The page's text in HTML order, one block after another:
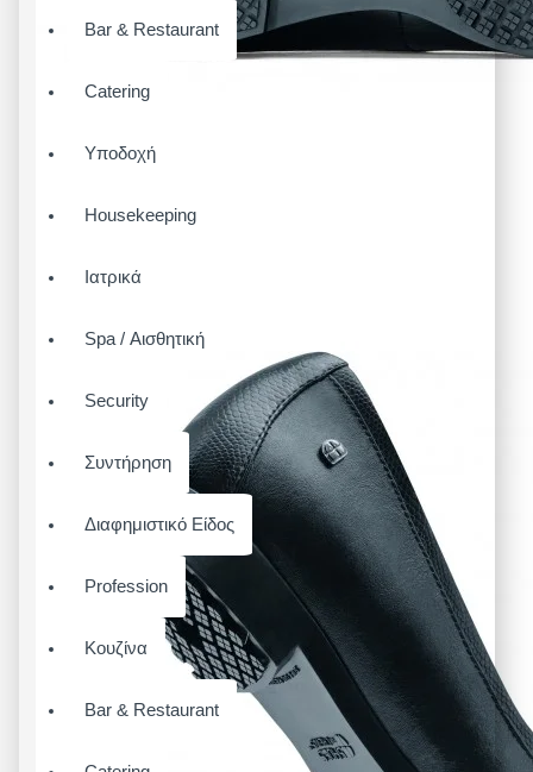
Bar & Restaurant
Catering
Υποδοχή
Housekeeping
Ιατρικά
Spa / Αισθητική
Security
Συντήρηση
Διαφημιστικό Είδος
Profession
Κουζίνα
Bar & Restaurant